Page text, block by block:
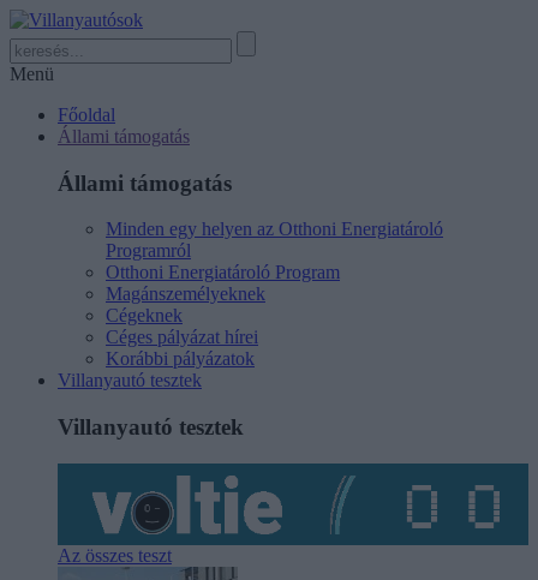
Menü
Főoldal
Állami támogatás
Állami támogatás
Minden egy helyen az Otthoni Energiatároló
Programról
Otthoni Energiatároló Program
Magánszemélyeknek
Cégeknek
Céges pályázat hírei
Korábbi pályázatok
Villanyautó tesztek
Villanyautó tesztek
Az összes teszt